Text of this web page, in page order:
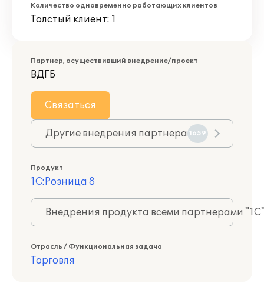
Количество одновременно работающих клиентов
Толстый клиент: 1
Партнер, осуществивший внедрение/проект
ВДГБ
Связаться
Другие внедрения партнера 1659
Продукт
1С:Розница 8
Внедрения продукта всеми партнерами
Отрасль / Функциональная задача
Торговля